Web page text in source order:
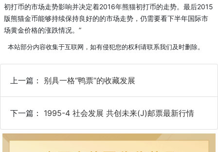
初打币的市场走势影响并决定着2016年熊猫初打币的走势。最后2015
版熊猫金币能够持续保持良好的的市场走势，仍需要看下半年国际市
场黄金价格的涨跌情况。”
本站部分内容收集于互联网，如有侵犯您的权利请联系我们及时删除。
上一篇： 别具一格“鸭票”的收藏发展
下一篇： 1995-4 社会发展 共创未来(J)邮票最新行情